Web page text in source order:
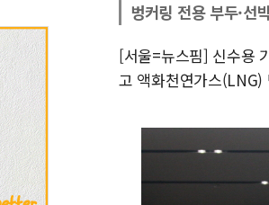
벙커링 전용 부두·선
[서울=뉴스핌] 신수용
고 액화천연가스(LNG)